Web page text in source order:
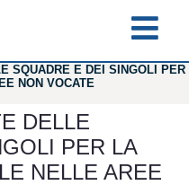
SQUADRE E DEI SINGOLI PER
NON VOCATE
DELLE
PER LA
NELLE AREE